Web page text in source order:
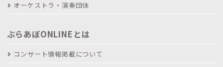
オーケストラ・演奏団体
ぶらあぼONLINEとは
コンサート情報掲載について